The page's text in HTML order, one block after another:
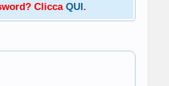
Clicca QUI.